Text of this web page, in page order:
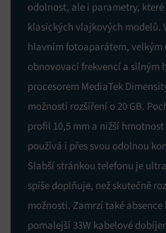
odolnost, ale i parametry, které
klasických vlajkových modelů.
hlavním fotoaparátem, velkým
obnovovací frekvencí a silným
procesorem MediaTek
možností rozšíření o 20 GB.
profil 10,5 mm a nižší hmotnost
používá i přes svou odolnou
Slabší stránkou telefonu je
spíše doplňuje, než skutečně
možnosti. Zamrzí také
pomalejší 33W kabelové